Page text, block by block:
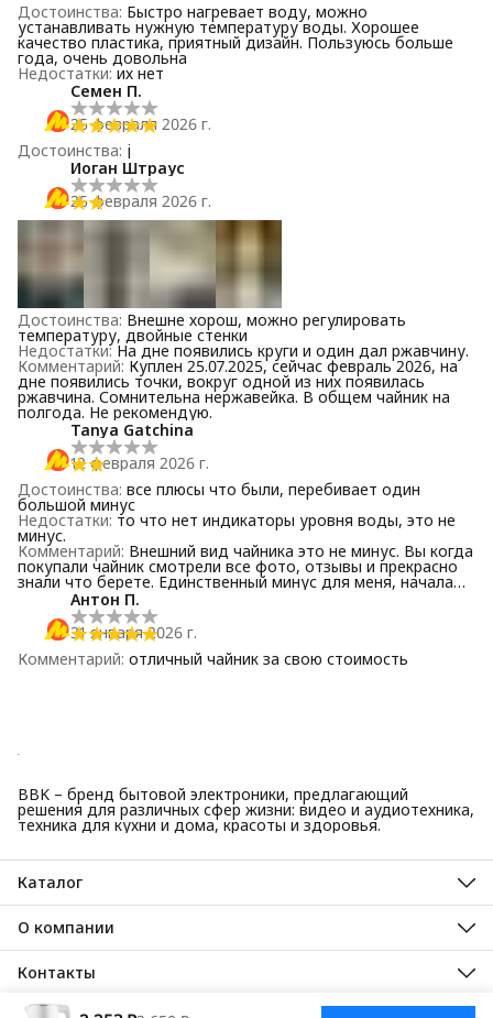
Достоинства: Быстро нагревает воду, можно
устанавливать нужную температуру воды. Хорошее
качество пластика, приятный дизайн. Пользуюсь больше
года, очень довольна
Недостатки: их нет
Семен П.
25 февраля 2026 г.
Достоинства: j
Иоган Штраус
25 февраля 2026 г.
Достоинства: Внешне хорош, можно регулировать
температуру, двойные стенки
Недостатки: На дне появились круги и один дал ржавчину.
Комментарий: Куплен 25.07.2025, сейчас февраль 2026, на
дне появились точки, вокруг одной из них появилась
ржавчина. Сомнительна нержавейка. В общем чайник на
полгода. Не рекомендую.
Tanya Gatchina
12 февраля 2026 г.
Достоинства: все плюсы что были, перебивает один
большой минус
Недостатки: то что нет индикаторы уровня воды, это не
минус.
Комментарий: Внешний вид чайника это не минус. Вы когда
покупали чайник смотрели все фото, отзывы и прекрасно
знали что берете. Единственный минус для меня, начала
пользоваться чайником 1 июля 2025 когда. Сегодня 12
февраля 2026 год. Примерно с декабря чайник стал шуметь
не сильно. На сегодняшний день только нажимаю кнопку,
он сразу начинает очень сильно трещать и шуметь. Звучит
страшно. как будто сейчас что-то сгорит. Т.е срок службы
чайника пол года, может быть он ещё пол года
Антон П.
31 января 2026 г.
Комментарий: отличный чайник за свою стоимость
BBK – бренд бытовой электроники, предлагающий
решения для различных сфер жизни: видео и аудиотехника,
техника для кухни и дома, красоты и здоровья.
Каталог
Красота и здоровье
Техника для кухни
Техника для дома
ТВ, аудио, видео
О компании
О нас
Гарантийные обязательства
Контакты
Адрес